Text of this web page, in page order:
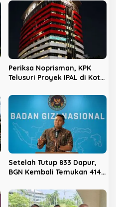
Periksa Noprisman, KPK
Telusuri Proyek IPAL di Kota
Setelah Tutup 833 Dapur,
BGN Kembali Temukan 414
‘Double Account’, Amankan
Rp311,2 Miliar